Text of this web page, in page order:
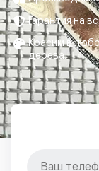
Гарантия на
Красим в
дерева.